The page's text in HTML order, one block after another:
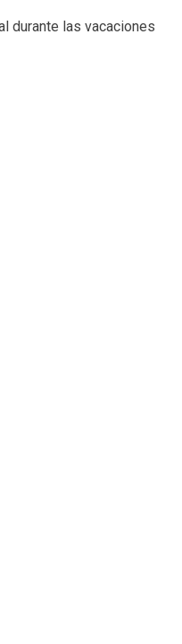
durante las vacaciones